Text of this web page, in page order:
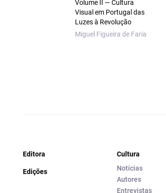
Volume II — Cultura
Visual em Portugal das
Luzes à Revolução
Miguel Figueira de Faria
Editora
Edições
Cultura
Notícias
Autores
Entrevistas